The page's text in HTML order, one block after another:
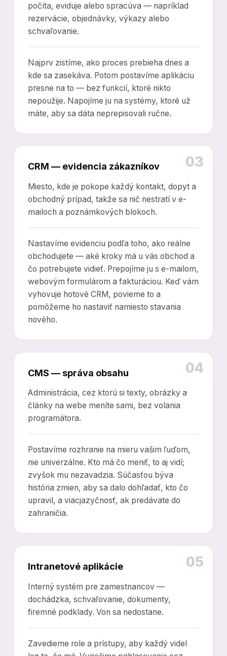
počíta, eviduje alebo spracúva — napríklad
rezervácie, objednávky, výkazy alebo
schvaľovanie.
Najprv zistíme, ako proces prebieha dnes a
kde sa zasekáva. Potom postavíme aplikáciu
presne na to — bez funkcií, ktoré nikto
nepoužije. Napojíme ju na systémy, ktoré už
máte, aby sa dáta neprepisovali ručne.
03
CRM — evidencia zákazníkov
Miesto, kde je pokope každý kontakt, dopyt a
obchodný prípad, takže sa nič nestratí v e-
mailoch a poznámkových blokoch.
Nastavíme evidenciu podľa toho, ako reálne
obchodujete — aké kroky má u vás obchod a
čo potrebujete vidieť. Prepojíme ju s e-mailom,
webovým formulárom a fakturáciou. Keď vám
vyhovuje hotové CRM, povieme to a
pomôžeme ho nastaviť namiesto stavania
nového.
04
CMS — správa obsahu
Administrácia, cez ktorú si texty, obrázky a
články na webe meníte sami, bez volania
programátora.
Postavíme rozhranie na mieru vašim ľuďom,
nie univerzálne. Kto má čo meniť, to aj vidí;
zvyšok mu nezavadzia. Súčasťou býva
história zmien, aby sa dalo dohľadať, kto čo
upravil, a viacjazyčnosť, ak predávate do
zahraničia.
05
Intranetové aplikácie
Interný systém pre zamestnancov —
dochádzka, schvaľovanie, dokumenty,
firemné podklady. Von sa nedostane.
Zavedieme role a prístupy, aby každý videl